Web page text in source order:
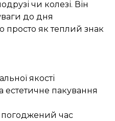
чи колезі. Він
до дня
просто як теплий знак
якості
естетичне пакування
погоджений час